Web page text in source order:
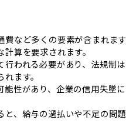
など多くの要素が含まれます
算を要求されます。
われる必要があり、法規制
ます。
性があり、企業の信用失墜
、給与の過払いや不足の問